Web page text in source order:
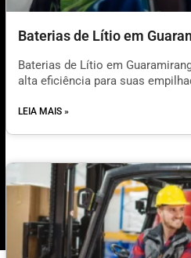
Baterias de Lítio em
Baterias de Lítio em
alta eficiência para suas
LEIA MAIS »